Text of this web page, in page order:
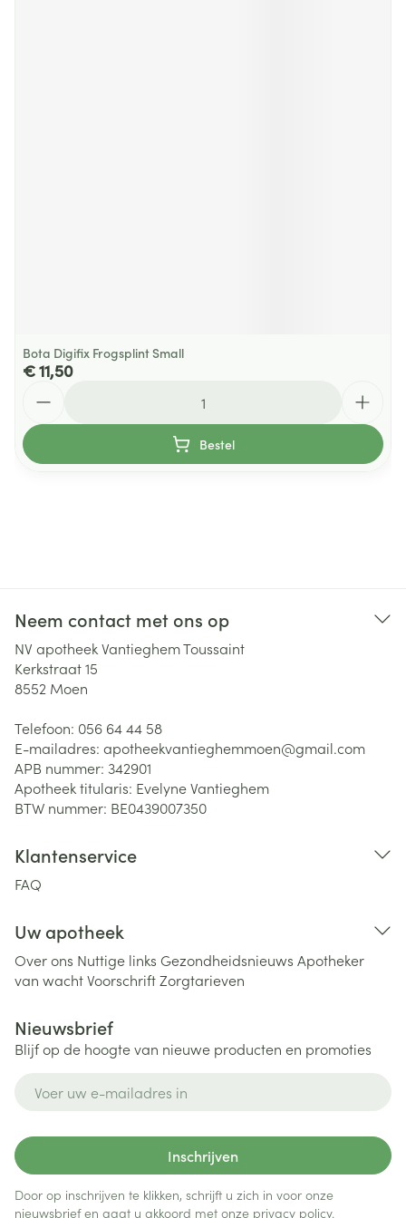
Bota Digifix Frogsplint Small
€ 11,50
Bestel
Neem contact met ons op
NV apotheek Vantieghem Toussaint
Kerkstraat 15
8552 Moen
Telefoon: 056 64 44 58
E-mailadres: apotheekvantieghemmoen@gmail.com
APB nummer: 342901
Apotheek titularis: Evelyne Vantieghem
BTW nummer: BE0439007350
Klantenservice
FAQ
Uw apotheek
Over ons Nuttige links Gezondheidsnieuws Apotheker
van wachtVoorschriftZorgtarieven
Nieuwsbrief
Blijf op de hoogte van nieuwe producten en promoties
Inschrijven
Door op inschrijven te klikken, schrijft u zich in voor onze
nieuwsbrief en gaat u akkoord met onze privacy policy.